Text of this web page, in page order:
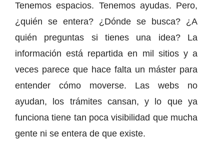
Tenemos espacios. Tenemos ayudas. Pero,
¿quién se entera? ¿Dónde se busca? ¿A
quién preguntas si tienes una idea? La
información está repartida en mil sitios y a
veces parece que hace falta un máster para
entender cómo moverse. Las webs no
ayudan, los trámites cansan, y lo que ya
funciona tiene tan poca visibilidad que mucha
gente ni se entera de que existe.